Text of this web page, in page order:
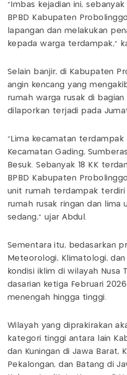
"Imbas kejadian ini,
BPBD Kabupaten
lapangan dan melakukan
kepada warga terdampak,"
Selain banjir, di Kabupaten
angin kencang yang
rumah warga rusak di
dilaporkan terjadi pada
"Lima kecamatan terdampak
Kecamatan Gading,
Besuk. Sebanyak 18 KK
BPBD Kabupaten
unit rumah terdampak
rumah rusak ringan dan lima
sedang," ujar Abdul.
Sementara itu, bedasarkan
Meteorologi, Klimatologi, dan
kondisi iklim di wilayah Nusa
dasarian ketiga Februari
menengah hingga tinggi.
Wilayah yang diprakirakan
kategori tinggi antara lain
dan Kuningan di Jawa Barat,
Pekalongan, dan Batang di